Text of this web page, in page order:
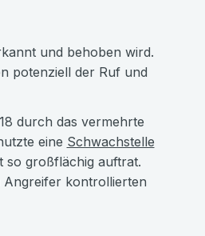
und behoben wird.
potenziell der Ruf und
durch das vermehrte
eine Schwachstelle
so großflächig auftrat.
Angreifer kontrollierten